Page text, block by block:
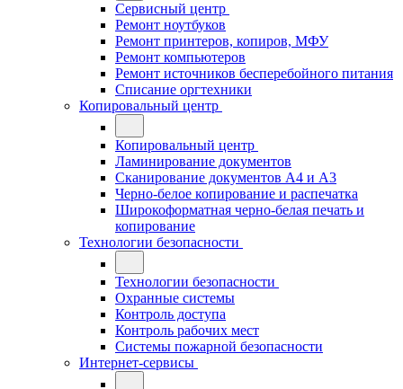
Сервисный центр
Ремонт ноутбуков
Ремонт принтеров, копиров, МФУ
Ремонт компьютеров
Ремонт источников бесперебойного питания
Списание оргтехники
Копировальный центр
Копировальный центр
Ламинирование документов
Сканирование документов А4 и А3
Черно-белое копирование и распечатка
Широкоформатная черно-белая печать и
копирование
Технологии безопасности
Технологии безопасности
Охранные системы
Контроль доступа
Контроль рабочих мест
Системы пожарной безопасности
Интернет-сервисы